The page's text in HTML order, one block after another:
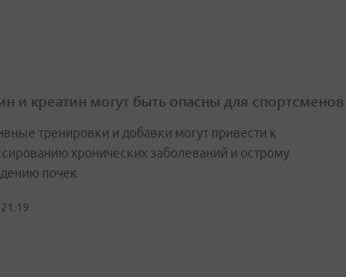
и креатин могут быть опасны для спортсменов
тренировки и добавки могут привести к
хронических заболеваний и острому
почек